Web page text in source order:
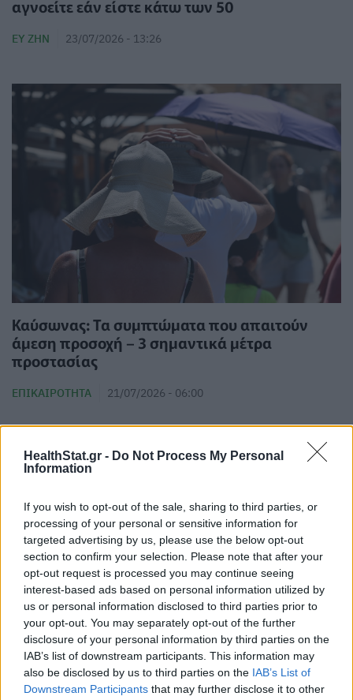
HealthStat.gr - Do Not Process My Personal
Information
If you wish to opt-out of the sale, sharing to third parties, or
processing of your personal or sensitive information for
targeted advertising by us, please use the below opt-out
section to confirm your selection. Please note that after your
opt-out request is processed you may continue seeing
interest-based ads based on personal information utilized by
us or personal information disclosed to third parties prior to
your opt-out. You may separately opt-out of the further
disclosure of your personal information by third parties on the
IAB’s list of downstream participants. This information may
also be disclosed by us to third parties on the IAB’s List of
Downstream Participants that may further disclose it to other
αγνοείτε εάν είστε κάτω των 50
ΕΥ ΖΗΝ 23/07/2026 - 13:26
Καύσωνας: Τα συμπτώματα που απαιτούν
άμεση προσοχή – 3 σημαντικά μέτρα
προστασίας
ΕΠΙΚΑΙΡΌΤΗΤΑ 21/07/2026 - 06:00